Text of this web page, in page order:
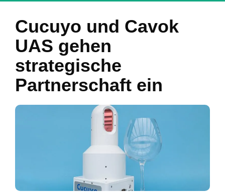
Cucuyo und Cavok
UAS gehen
strategische
Partnerschaft ein